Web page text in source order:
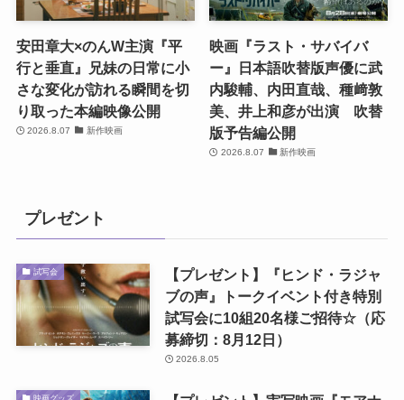
安田章大×のんW主演『平
行と垂直』兄妹の日常に小
さな変化が訪れる瞬間を切
り取った本編映像公開
2026.8.07 新作映画
映画『ラスト・サバイバ
ー』日本語吹替版声優に武
内駿輔、内田直哉、種﨑敦
美、井上和彦が出演 吹替
版予告編公開
2026.8.07 新作映画
プレゼント
試写会
【プレゼント】『ヒンド・ラジャ
ブの声』トークイベント付き特別
試写会に10組20名様ご招待☆（応
募締切：8月12日）
2026.8.05
映画グッズ